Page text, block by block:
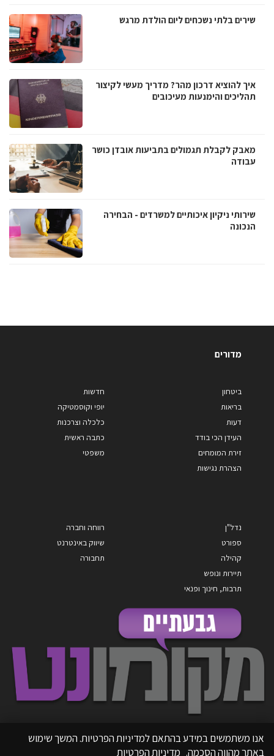
שירים בלתי נשכחים ליום הולדת מרגש
איך להוציא דרכון מהר? מדריך מעשי לקיצור
תהליכים והימנעות מעיכובים
מאבק לקבלת תגמולים בתביעות אובדן כושר
עבודה
שירותי ניקיון איכותיים למשרדים - הבחירה
הנכונה
מדורים
ביטחון
בריאות
דעות
העידן הכי בודד
זירת המומחים
הצהרת נגישות
חדשות
יופי וקוסמטיקה
כלכלה וצרכנות
כתבה ראשית
משפטי
נדל"ן
ספורט
קהילה
תיירות ונופש
תרבות, חינוך ופנאי
רווחה וחברה
שיווק באינטרנט
תחבורה
אנו משתמשים במידע בהתאם למדיניות הפרטיות. המשך שימוש
באתר מהווה הסכמה. מדיניות הפרטיות